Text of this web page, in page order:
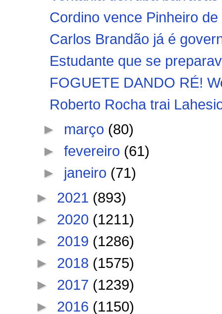
Cordino vence Pinheiro
Carlos Brandão já é
Estudante que se
FOGUETE DANDO RÉ!
Roberto Rocha trai
► março (80)
►fevereiro (61)
► janeiro (71)
► 2021 (893)
► 2020 (1211)
► 2019 (1286)
► 2018 (1575)
► 2017 (1239)
► 2016 (1150)